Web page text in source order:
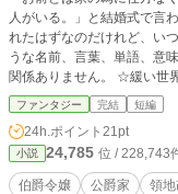
人がいる。」と結婚式で言
れたはずなのだけれど、いつの間に
うな名前、言葉、単語、意
関係ありません。 ☆緩い世界観です。そのように見ていただけると幸いです。
☆まだなかなか上手く表現
いますが、広い心で読んでいただけると
す。作者の世界観です。暇つ
話です。出来上がってますので、随
ざいます。ゆっくりですが
ファンタジー 完結 短編
24h.ポイント 21pt
小説 24,785 位 / 228,743
伯爵令嬢 公爵家 領